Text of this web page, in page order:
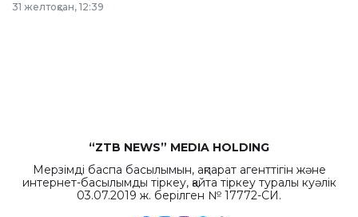
республиканского
31 желтоқсан, 12:39
“ZTB NEWS” MEDIA HOLDING
Мерзімді баспа басылымын, ақпарат агенттігін және
интернет-басылымды тіркеу, қайта тіркеу туралы куәлік
03.07.2019 ж. берілген № 17772-СИ.